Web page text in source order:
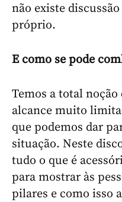
não existe
próprio.
E como se pode
Temos a total
alcance muito
que podemos dar
situação. Neste
tudo o que é
para mostrar às
pilares e como isso